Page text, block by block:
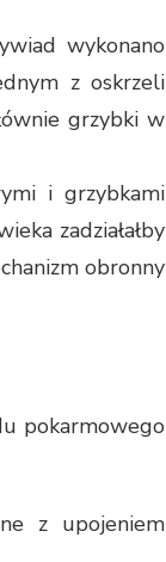
wykonano
z oskrzeli
grzybki w
i grzybkami
zadziałałby
obronny
pokarmowego
z upojeniem